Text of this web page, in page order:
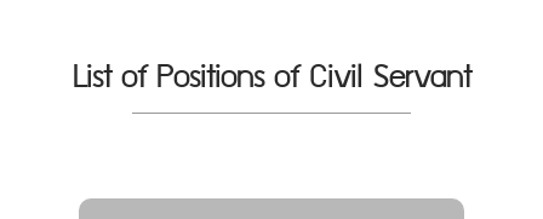
List of Positions of Civil Servant